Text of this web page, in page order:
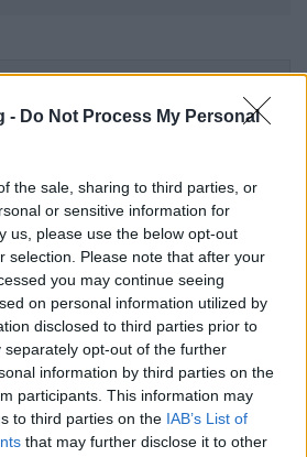
- Do Not Process My Personal
the sale, sharing to third parties, or
or sensitive information for
us, please use the below opt-out
selection. Please note that after your
you may continue seeing
on personal information utilized by
disclosed to third parties prior to
separately opt-out of the further
information by third parties on the
participants. This information may
to third parties on the IAB’s List of
that may further disclose it to other
találatokban!
értesülj a friss hírekről a